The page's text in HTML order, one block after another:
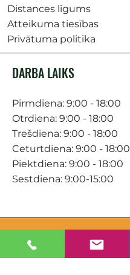
Distances līgums
Atteikuma tiesības
Privātuma politika
DARBA LAIKS
Pirmdiena: 9:00 - 18:00
Otrdiena: 9:00 - 18:00
Trešdiena: 9:00 - 18:00
Ceturtdiena: 9:00 - 18:00
Piektdiena: 9:00 - 18:00
Sestdiena: 9:00-15:00
KONTAKTI